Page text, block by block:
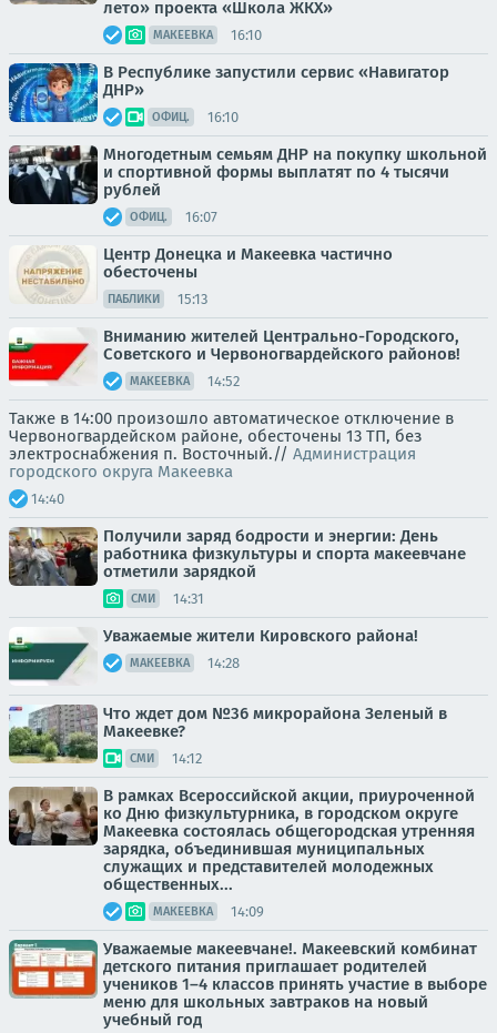
лето» проекта «Школа ЖКХ»
МАКЕЕВКА 16:10
В Республике запустили сервис «Навигатор
ДНР»
ОФИЦ. 16:10
Многодетным семьям ДНР на покупку школьной
и спортивной формы выплатят по 4 тысячи
рублей
ОФИЦ. 16:07
Центр Донецка и Макеевка частично
обесточены
ПАБЛИКИ 15:13
Вниманию жителей Центрально-Городского,
Советского и Червоногвардейского районов!
МАКЕЕВКА 14:52
Также в 14:00 произошло автоматическое отключение в
Червоногвардейском районе, обесточены 13 ТП, без
электроснабжения п. Восточный.// Администрация
городского округа Макеевка
14:40
Получили заряд бодрости и энергии: День
работника физкультуры и спорта макеевчане
отметили зарядкой
СМИ 14:31
Уважаемые жители Кировского района!
МАКЕЕВКА 14:28
Что ждет дом №36 микрорайона Зеленый в
Макеевке?
СМИ 14:12
В рамках Всероссийской акции, приуроченной
ко Дню физкультурника, в городском округе
Макеевка состоялась общегородская утренняя
зарядка, объединившая муниципальных
служащих и представителей молодежных
общественных...
МАКЕЕВКА 14:09
Уважаемые макеевчане!. Макеевский комбинат
детского питания приглашает родителей
учеников 1–4 классов принять участие в выборе
меню для школьных завтраков на новый
учебный год